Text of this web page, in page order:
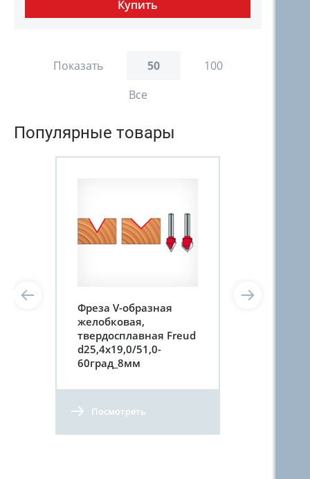
Показать 50
100
Все
Популярные товары
Фреза V-образная
желобковая,
твердосплавная Freud
d25,4х19,0/51,0-
60град_8мм
Посмотреть